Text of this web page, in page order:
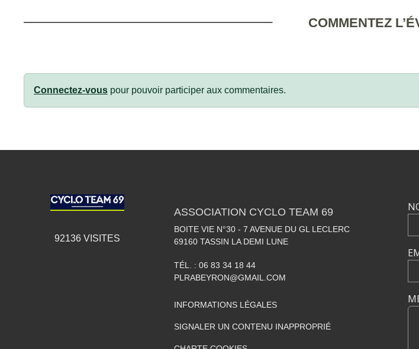
COMMENTEZ
Connectez-vous pour pouvoir participer aux commentaires.
92136VISITES
ASSOCIATION CYCLO TEAM 69
BOITE VIE N°30 - 7 AVENUE DU GL LECLERC
69160 TASSIN LA DEMI LUNE
TÉL. : 06 83 34 18 44
PLRABEYRON@GMAIL.COM
INFORMATIONS LÉGALES
SIGNALER UN CONTENU INAPPROPRIÉ